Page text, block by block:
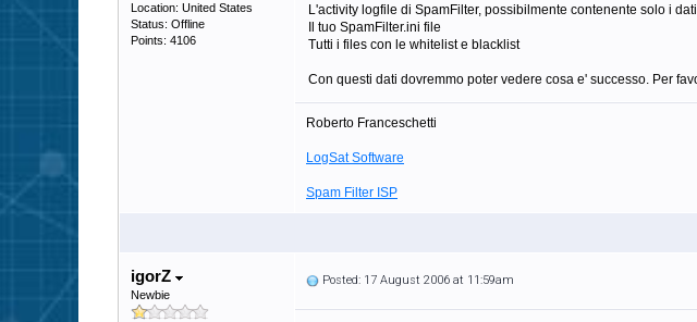
Location: United States
Status: Offline
Points: 4106
L'activity logfile di SpamFilter, possibilmente contenente solo i
Il tuo SpamFilter.ini file
Tutti i files con le whitelist e blacklist
Con questi dati dovremmo poter vedere cosa e' successo. Per
Roberto Franceschetti
LogSat Software
Spam Filter ISP
igorZ
Newbie
Posted: 17 August 2006 at 11:59am